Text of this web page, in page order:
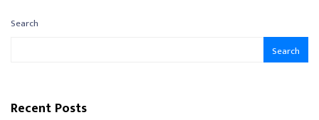
Search
Search
Recent Posts